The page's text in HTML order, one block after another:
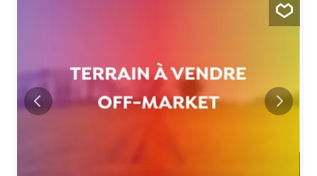
s’ouvre sur une cuisine moderne et un séjour chaleureux,
l’espace de vie et offrent une belle vue dégagée sur les
montagnes et la plaine. Le bien se compose comme suit :
• Hall d’entrée • Cuisine ouverte sur un spacieux séjour
avec poêle à bois • Accès à une grande terrasse et un